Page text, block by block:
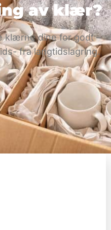
av klær?
klærne dine for godt –
fra langtidslagring.